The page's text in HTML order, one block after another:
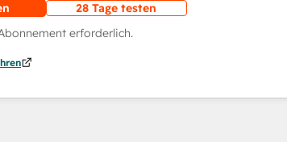
28 Tage testen
erforderlich.